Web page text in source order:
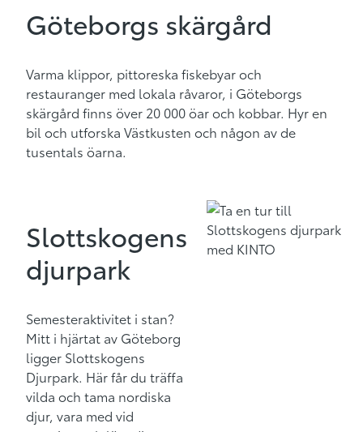
Göteborgs skärgård
Varma klippor, pittoreska fiskebyaroch
restauranger med lokala råvaror, i Göteborgs
skärgård finns över 20 000 öar och kobbar. Hyr en
bil och utforska Västkusten och någon av de
tusentals öarna.
Slottskogens
djurpark
Semesteraktivitet i stan?
Mitt i hjärtat av Göteborg
ligger Slottskogens
Djurpark. Här får du träffa
vilda och tama nordiska
djur, vara med vid